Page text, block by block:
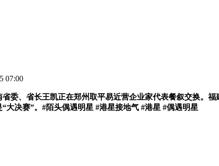
07:00
、省长王凯正在郑州取平易近营企业家代表餐叙交换。
决赛”。#陌头偶遇明星 #港星接地气 #港星 #偶遇明星